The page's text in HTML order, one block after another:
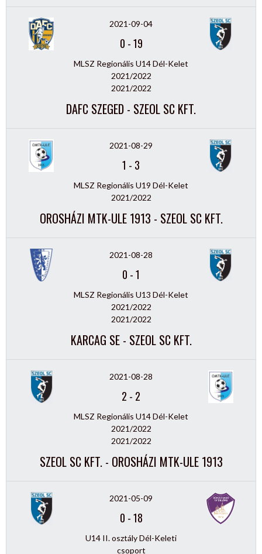
2021-09-04
0 -19
MLSZ Regionális U14 Dél-Kelet
2021/2022
2021/2022
DAFC SZEGED - SZEOL SC KFT.
2021-08-29
1 - 3
MLSZ Regionális U19 Dél-Kelet
2021/2022
OROSHÁZI MTK-ULE 1913 - SZEOL SC KFT.
2021-08-28
0 -1
MLSZ Regionális U13 Dél-Kelet
2021/2022
2021/2022
KARCAG SE - SZEOL SC KFT.
2021-08-28
2 - 2
MLSZ Regionális U14 Dél-Kelet
2021/2022
2021/2022
SZEOL SC KFT. - OROSHÁZI MTK-ULE 1913
2021-05-09
0 -18
U14 II. osztály Dél-Keleti
csoport